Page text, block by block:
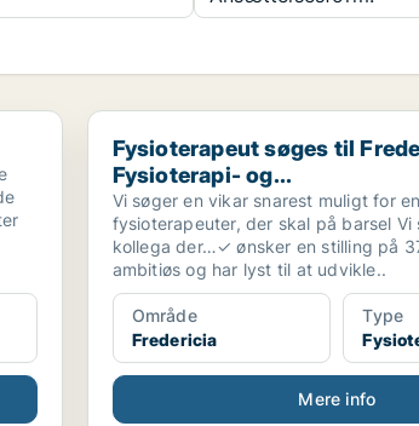
Fysioterapeut søges til Fredericia
Fysioterapeut søges til
Fysioterapi- og...
Vi søger en vikar snarest muligt for
fysioterapeuter, der skal på barsel Vi
kollega der…✓ ønsker en stilling på
ambitiøs og har lyst til at udvikle..
Område
Fredericia
Type
Mere info